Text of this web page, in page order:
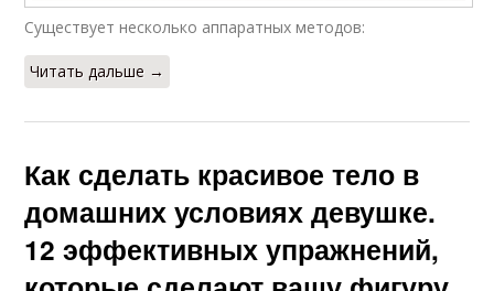
Существует несколько аппаратных методов:
Читать дальше →
Как сделать красивое тело в
домашних условиях девушке.
12 эффективных упражнений,